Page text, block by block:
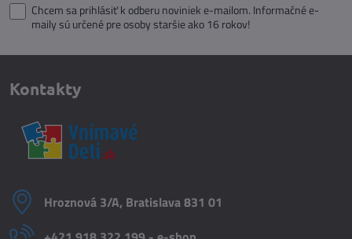
Chcem sa prihlásiť k odberu noviniek e-mailom. Informačné e-
maily sú určené pre osoby staršie ako 16 rokov!
Kontakty
Hroznová 3/A, Bratislava 831 01